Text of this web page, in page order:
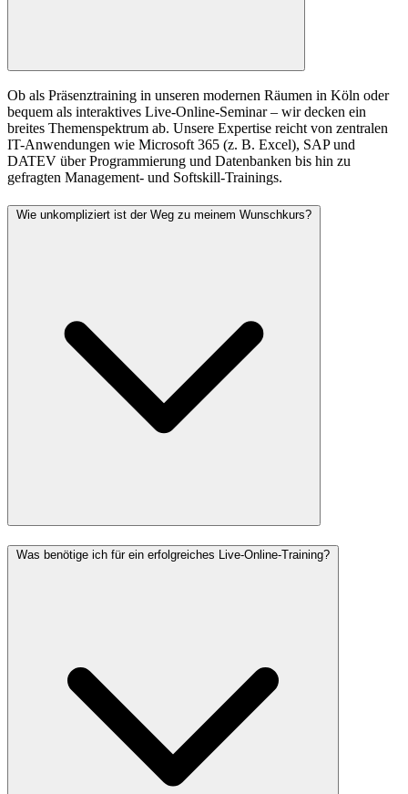
Ob als Präsenztraining in unseren modernen Räumen in Köln oder
bequem als interaktives Live-Online-Seminar – wir decken ein
breites Themenspektrum ab. Unsere Expertise reicht von zentralen
IT-Anwendungen wie Microsoft 365 (z. B. Excel), SAP und
DATEV über Programmierung und Datenbanken bis hin zu
gefragten Management- und Softskill-Trainings.
Wie unkompliziert ist der Weg zu meinem Wunschkurs?
Was benötige ich für ein erfolgreiches Live-Online-Training?